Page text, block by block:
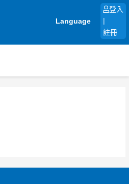
Language
登入
註冊